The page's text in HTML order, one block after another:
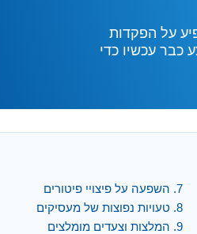
2025, איך זה משפיע על הפקדות
כבר עכשיו כדי
7. השפעה על פיצויי פיטורים
8. טעויות נפוצות של מעסיקים
9. המלצות וצעדים מומלצים